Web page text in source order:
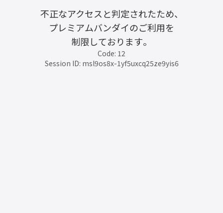
不正なアクセスと判定されたため、
プレミアムバンダイのご利用を
制限しております。
Code: 12
Session ID: msl9os8x-1yf5uxcq25ze9yis6